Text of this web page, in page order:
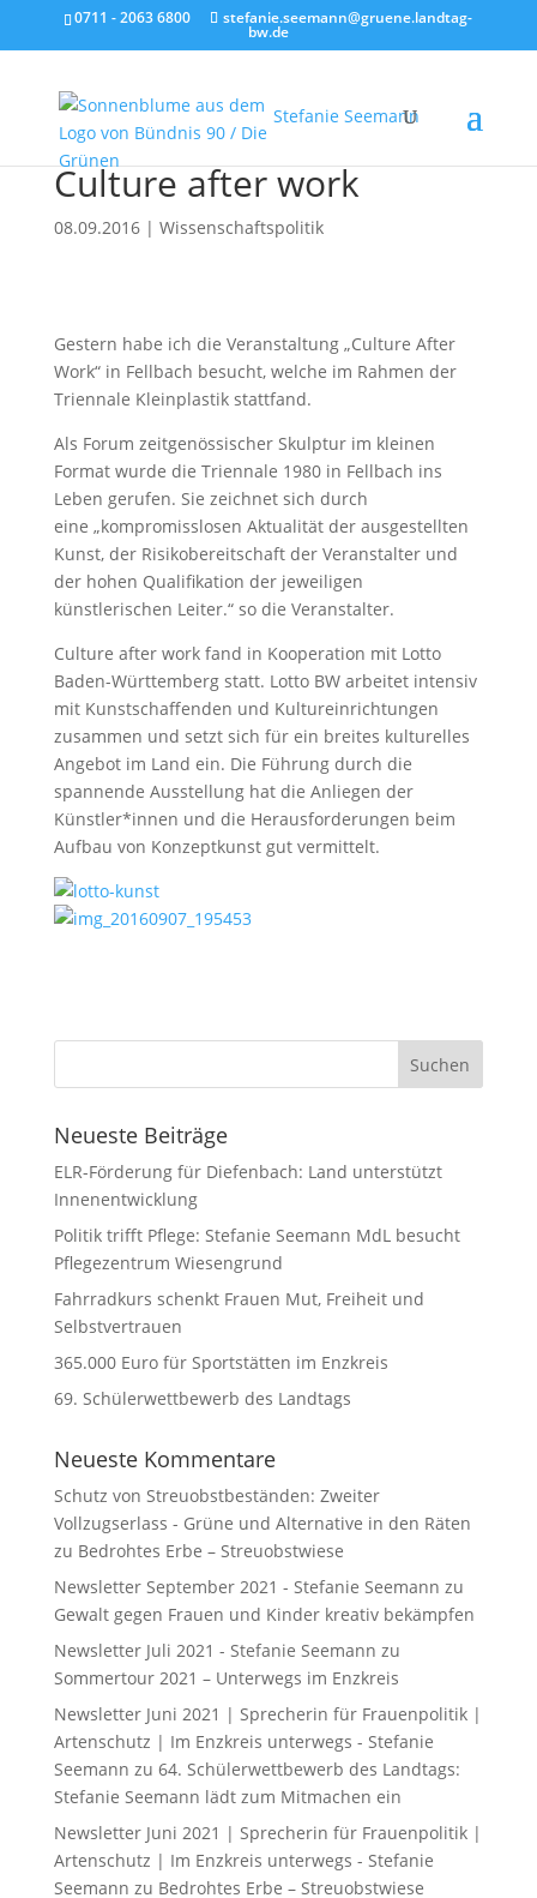
0711 - 2063 6800 stefanie.seemann@gruene.landtag-
bw.de
Stefanie Seemann
Culture after work
08.09.2016| Wissenschaftspolitik
Gestern habe ich die Veranstaltung „Culture After
Work“ in Fellbach besucht, welche im Rahmen der
Triennale Kleinplastik stattfand.
Als Forum zeitgenössischer Skulptur im kleinen
Format wurde die Triennale 1980 in Fellbach ins
Leben gerufen. Sie zeichnet sich durch
eine „kompromisslosen Aktualität der ausgestellten
Kunst, der Risikobereitschaft der Veranstalter und
der hohen Qualifikation der jeweiligen
künstlerischen Leiter.“ so die Veranstalter.
Culture after work fand in Kooperation mit Lotto
Baden-Württemberg statt. Lotto BW arbeitet intensiv
mit Kunstschaffenden und Kultureinrichtungen
zusammen und setzt sich für ein breites kulturelles
Angebot im Land ein. Die Führung durch die
spannende Ausstellung hat die Anliegen der
Künstler*innen und die Herausforderungen beim
Aufbau von Konzeptkunst gut vermittelt.
Neueste Beiträge
ELR-Förderung für Diefenbach: Land unterstützt
Innenentwicklung
Politik trifft Pflege: Stefanie Seemann MdL besucht
Pflegezentrum Wiesengrund
Fahrradkurs schenkt Frauen Mut, Freiheit und
Selbstvertrauen
365.000 Euro für Sportstätten im Enzkreis
69. Schülerwettbewerb des Landtags
Neueste Kommentare
Schutz von Streuobstbeständen: Zweiter
Vollzugserlass - Grüne und Alternative in den Räten
zu Bedrohtes Erbe – Streuobstwiese
Newsletter September 2021 - Stefanie Seemann zu
Gewalt gegen Frauen und Kinder kreativ bekämpfen
Newsletter Juli 2021 - Stefanie Seemann zu
Sommertour 2021 – Unterwegs im Enzkreis
Newsletter Juni 2021 | Sprecherin für Frauenpolitik |
Artenschutz | Im Enzkreis unterwegs - Stefanie
Seemann zu 64. Schülerwettbewerb des Landtags:
Stefanie Seemann lädt zum Mitmachen ein
Newsletter Juni 2021 | Sprecherin für Frauenpolitik |
Artenschutz | Im Enzkreis unterwegs - Stefanie
Seemann zu Bedrohtes Erbe – Streuobstwiese